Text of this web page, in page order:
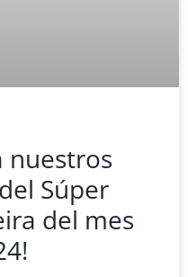
nuestros
Súper
del mes